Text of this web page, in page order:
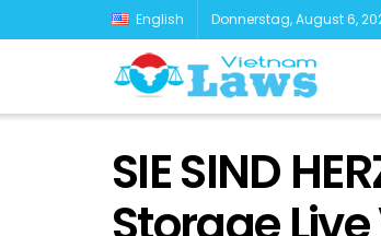
English Donnerstag, August 6,
SIE SIND